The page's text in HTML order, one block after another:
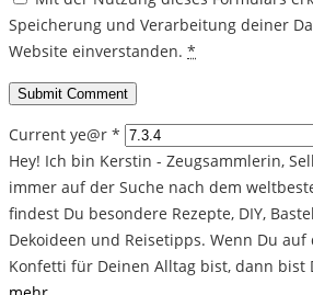
Speicherung und Verarbeitung deiner
Website einverstanden. *
Current ye@r *
Hey! Ich bin Kerstin - Zeugsammlerin,
immer auf der Suche nach dem
findest Du besondere Rezepte, DIY,
Dekoideen und Reisetipps. Wenn Du
Konfetti für Deinen Alltag bist, dann bist